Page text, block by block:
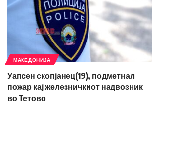
МАКЕДОНИЈА
Уапсен скопјанец(19), подметнал
пожар кај железничкиот надвозник
во Тетово